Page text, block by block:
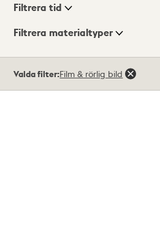
Visningsläge
Filtrera tid
Filtrera materialtyper
träffar
Valda filter:Film & rörlig bild